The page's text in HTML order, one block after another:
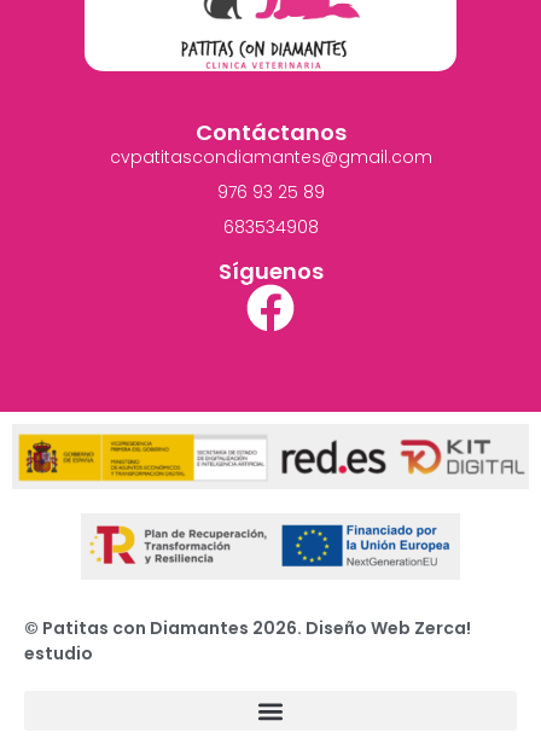
Contáctanos
cvpatitascondiamantes@gmail.com
976 93 25 89
683534908
Síguenos
© Patitas con Diamantes 2026. Diseño Web Zerca!
estudio